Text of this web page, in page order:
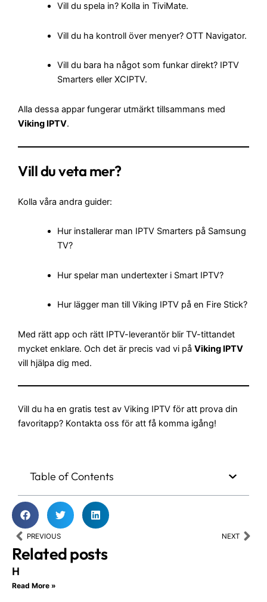
Vill du spela in? Kolla in TiviMate.
Vill du ha kontroll över menyer? OTT Navigator.
Vill du bara ha något som funkar direkt? IPTV
Smarters eller XCIPTV.
Alla dessa appar fungerar utmärkt tillsammans med
Viking IPTV.
Vill du veta mer?
Kolla våra andra guider:
Hur installerar man IPTV Smarters på Samsung
TV?
Hur spelar man undertexter i Smart IPTV?
Hur lägger man till Viking IPTV på en Fire Stick?
Med rätt app och rätt IPTV-leverantör blir TV-tittandet
mycket enklare. Och det är precis vad vi på Viking IPTV
vill hjälpa dig med.
Vill du ha en gratis test av Viking IPTV för att prova din
favoritapp? Kontakta oss för att få komma igång!
Table of Contents
Prev
PREVIOUS NEXT
Related posts
H
Read More »